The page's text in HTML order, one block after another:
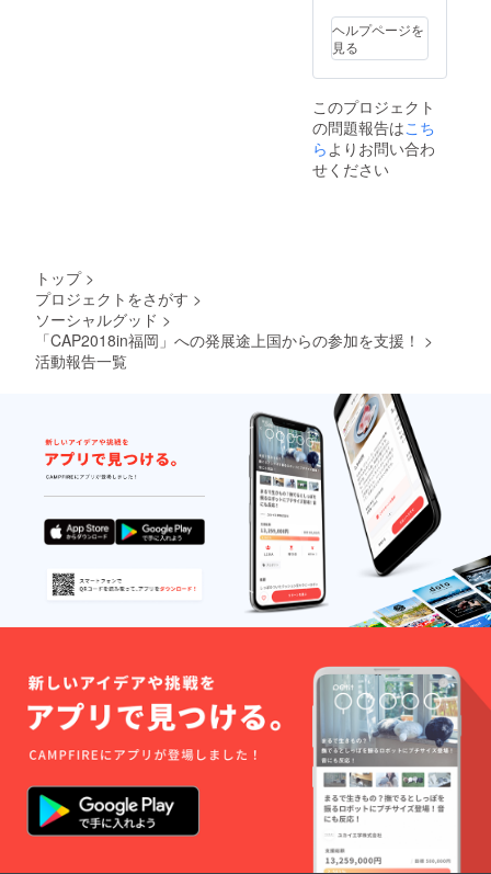
回の集合写真でもきっと、
こんな風にキラキラした笑
顔をみられることでしょ
経過報告ではなく、現地レ
ポートとなります。
CAP2018in福岡、いよいよ
開催です！（開催しまし
た！）
ヘルプページを
見る
このプロジェクト
の問題報告はこち
ら よりお問い合わ
せください
トップ >
プロジェクトをさがす >
ソーシャルグッド >
「CAP2018in福岡」への発展途上国からの参加を支援！ >
活動報告一覧